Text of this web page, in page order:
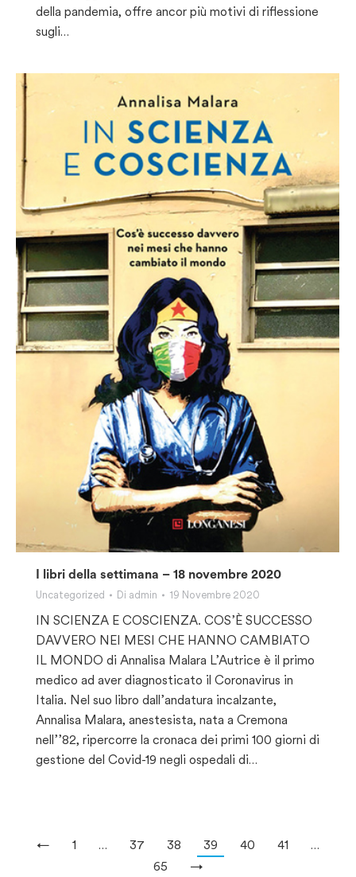
della pandemia, offre ancor più motivi di riflessione
sugli…
I libri della settimana – 18 novembre 2020
Uncategorized Di admin 19 Novembre 2020
IN SCIENZA E COSCIENZA. COS’È SUCCESSO
DAVVERO NEI MESI CHE HANNO CAMBIATO
IL MONDO di Annalisa Malara L’Autrice è il primo
medico ad aver diagnosticato il Coronavirus in
Italia. Nel suo libro dall’andatura incalzante,
Annalisa Malara, anestesista, nata a Cremona
nell’’82, ripercorre la cronaca dei primi 100 giorni di
gestione del Covid-19 negli ospedali di…
← 1 … 37 38 39 40 41
…
65
→